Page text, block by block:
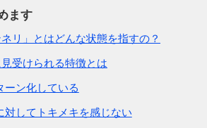
リ」とはどんな状態を指すの？
受けられる特徴とは
ーン化している
対してトキメキを感じない